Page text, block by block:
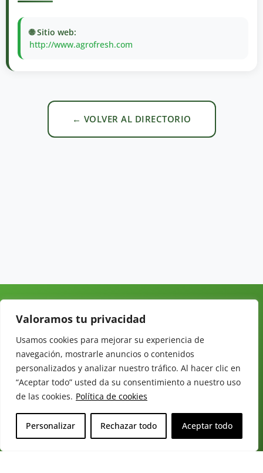
Valoramos tu privacidad
Usamos cookies para mejorar su experiencia de
navegación, mostrarle anuncios o contenidos
personalizados y analizar nuestro tráfico. Al hacer clic en
“Aceptar todo” usted da su consentimiento a nuestro uso
de las cookies. Política de cookies
Personalizar Rechazar todo Aceptar todo
🌐 Sitio web:
http://www.agrofresh.com
← VOLVER AL DIRECTORIO
Revista del
Hortofrutícola
C/
Presidente
Cárdenas nº
41013
Sevilla.
ESPAÑA
INICIO
QUIÉNES
SOMOS
DOSSIER
Y
TARIFAS
REVISTAS
SUSCRIPCIÓN
ÚNETE A
FRUTAS
HORTALIZAS
EMPRESA
MERCADOS
ALIMENTACIÓN
OPINIÓN
30 DE
DIRECTORIO
POLÍTICA DE
PRIVACIDAD
Diseño web: